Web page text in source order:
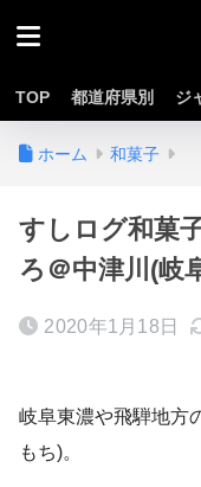
TOP 都道府県別 ジ
ホーム 和菓子
すしログ和菓
ろ＠中津川(岐
2020年1月18日
岐阜東濃や飛騨地方
もち)。